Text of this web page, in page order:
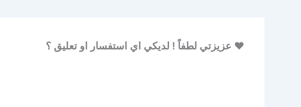
♥ عزيزتي لطفاً ! لديكي اي استفسار او تعليق ؟